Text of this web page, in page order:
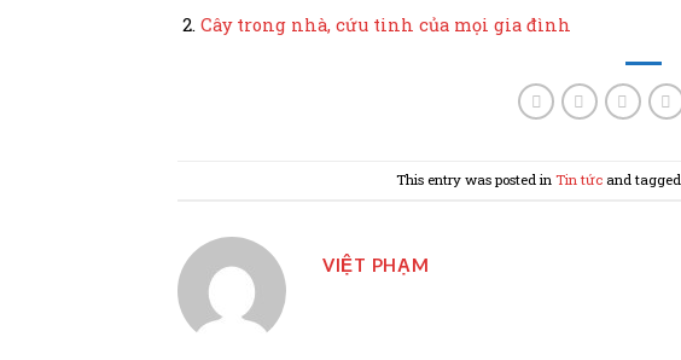
Cây trong nhà, cứu tinh của mọi gia đình
This entry was posted in Tin tứcand tagged
VIỆT PHẠM